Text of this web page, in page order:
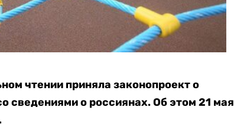
чтении приняла законопроект о
сведениями о россиянах. Об этом 21 мая